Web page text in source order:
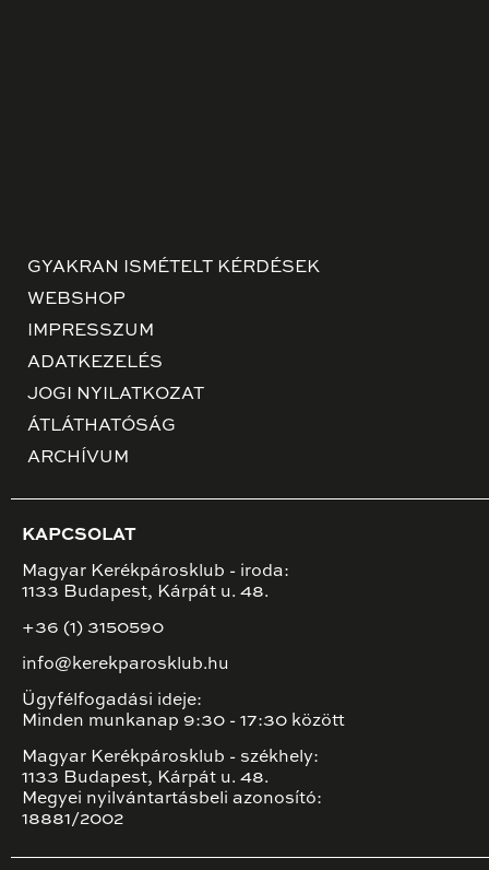
GYAKRAN ISMÉTELT KÉRDÉSEK
WEBSHOP
IMPRESSZUM
ADATKEZELÉS
JOGI NYILATKOZAT
ÁTLÁTHATÓSÁG
ARCHÍVUM
KAPCSOLAT
Magyar Kerékpárosklub - iroda:
1133 Budapest, Kárpát u. 48.
+36 (1) 3150590
info@kerekparosklub.hu
Ügyfélfogadási ideje:
Minden munkanap 9:30 - 17:30 között
Magyar Kerékpárosklub - székhely:
1133 Budapest, Kárpát u. 48.
Megyei nyilvántartásbeli azonosító:
18881/2002